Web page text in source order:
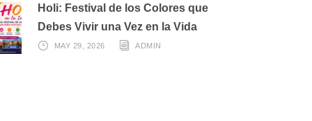
Holi: Festival de los Colores que
Debes Vivir una Vez en la Vida
MAY 29, 2026 ADMIN